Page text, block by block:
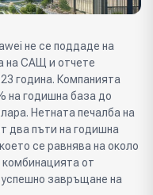
не се поддаде на
на САЩ и отчете
година. Компанията
на годишна база до
Нетната печалба на
два пъти на годишна
се равнява на около
от
завръщане на